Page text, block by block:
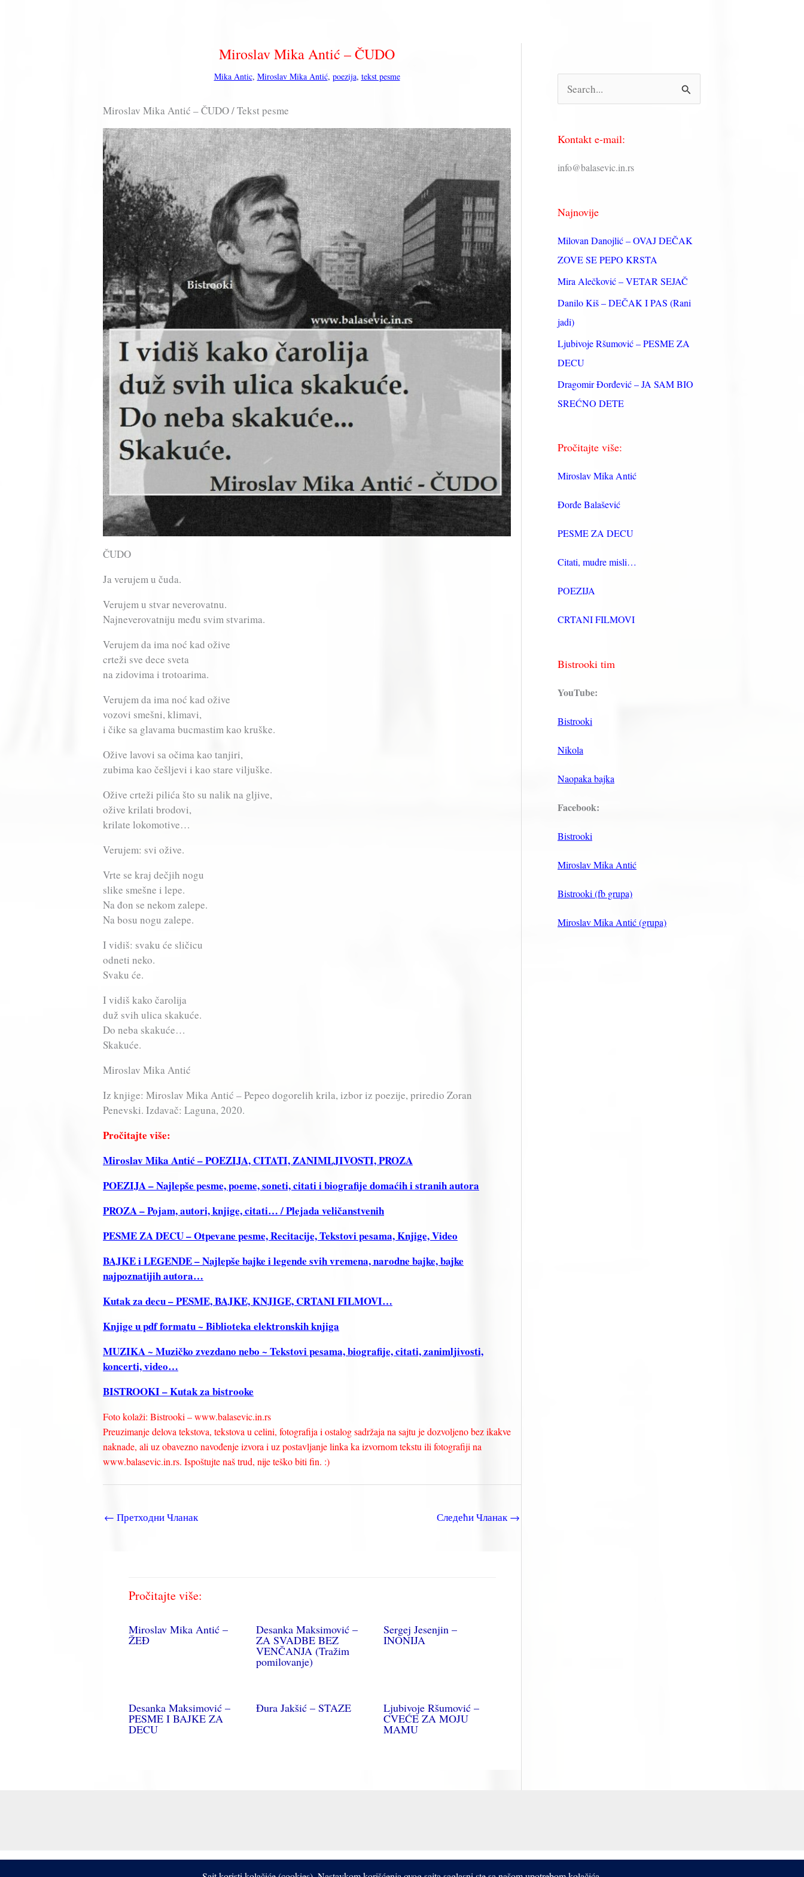
Miroslav Mika Antić – ČUDO
Mika Antic, Miroslav Mika Antić, poezija, tekst pesme
Miroslav Mika Antić – ČUDO / Tekst pesme
ČUDO
Ja verujem u čuda.
Verujem u stvar neverovatnu.
Najneverovatniju među svim stvarima.
Verujem da ima noć kad ožive
crteži sve dece sveta
na zidovima i trotoarima.
Verujem da ima noć kad ožive
vozovi smešni, klimavi,
i čike sa glavama bucmastim kao kruške.
Ožive lavovi sa očima kao tanjiri,
zubima kao češljevi i kao stare viljuške.
Ožive crteži pilića što su nalik na gljive,
ožive krilati brodovi,
krilate lokomotive…
Verujem: svi ožive.
Vrte se kraj dečjih nogu
slike smešne i lepe.
Na đon se nekom zalepe.
Na bosu nogu zalepe.
I vidiš: svaku će sličicu
odneti neko.
Svaku će.
I vidiš kako čarolija
duž svih ulica skakuće.
Do neba skakuće…
Skakuće.
Miroslav Mika Antić
Iz knjige: Miroslav Mika Antić – Pepeo dogorelih krila, izbor iz poezije, priredio Zoran
Penevski. Izdavač: Laguna, 2020.
Pročitajte više:
Miroslav Mika Antić – POEZIJA, CITATI, ZANIMLJIVOSTI, PROZA
POEZIJA – Najlepše pesme, poeme, soneti, citati i biografije domaćih i stranih autora
PROZA – Pojam, autori, knjige, citati… / Plejada veličanstvenih
PESME ZA DECU – Otpevane pesme, Recitacije, Tekstovi pesama, Knjige, Video
BAJKE i LEGENDE – Najlepše bajke i legende svih vremena, narodne bajke, bajke
najpoznatijih autora…
Kutak za decu – PESME, BAJKE, KNJIGE, CRTANI FILMOVI…
Knjige u pdf formatu ~ Biblioteka elektronskih knjiga
MUZIKA ~ Muzičko zvezdano nebo ~ Tekstovi pesama, biografije, citati, zanimljivosti,
koncerti, video…
BISTROOKI – Kutak za bistrooke
Foto kolaži: Bistrooki – www.balasevic.in.rs
Preuzimanje delova tekstova, tekstova u celini, fotografija i ostalog sadržaja na sajtu je dozvoljeno bez ikakve
naknade, ali uz obavezno navođenje izvora i uz postavljanje linka ka izvornom tekstu ili fotografiji na
www.balasevic.in.rs. Ispoštujte naš trud, nije teško biti fin. :)
← Претходни Чланак Следећи Чланак →
Pročitajte više:
Miroslav Mika Antić –
ŽEĐ
Desanka Maksimović –
ZA SVADBE BEZ
VENČANJA (Tražim
pomilovanje)
Sergej Jesenjin –
INONIJA
Desanka Maksimović –
PESME I BAJKE ZA
DECU
Đura Jakšić – STAZE Ljubivoje Ršumović –
CVEĆE ZA MOJU
MAMU
р
т
а
з
а
Kontakt e-mail:
info@balasevic.in.rs
Najnovije
Milovan Danojlić – OVAJ DEČAK
ZOVE SE PEPO KRSTA
Mira Alečković – VETAR SEJAČ
Danilo Kiš – DEČAK I PAS (Rani
jadi)
Ljubivoje Ršumović – PESME ZA
DECU
Dragomir Đorđević – JA SAM BIO
SREĆNO DETE
Pročitajte više:
Miroslav Mika Antić
Đorđe Balašević
PESME ZA DECU
Citati, mudre misli…
POEZIJA
CRTANI FILMOVI
Bistrooki tim
YouTube:
Bistrooki
Nikola
Naopaka bajka
Facebook:
Bistrooki
Miroslav Mika Antić
Bistrooki (fb grupa)
Miroslav Mika Antić (grupa)
Copyright © 2017- 2026 Bistrooki